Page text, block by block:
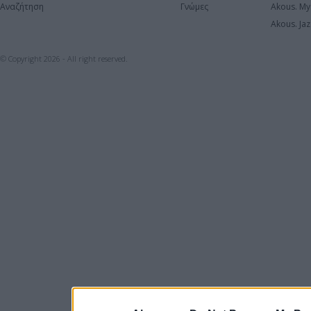
Αναζήτηση
Γνώμες
Akous.
Akous.
© Copyright 2026 - All right reserved.